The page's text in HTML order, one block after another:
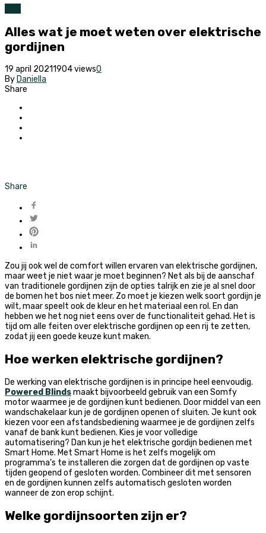
Alles wat je moet weten over elektrische
gordijnen
19 april 20211904 views0
By Daniella
Share
Share
Zou jij ook wel de comfort willen ervaren van elektrische gordijnen,
maar weet je niet waar je moet beginnen? Net als bij de aanschaf
van traditionele gordijnen zijn de opties talrijk en zie je al snel door
de bomen het bos niet meer. Zo moet je kiezen welk soort gordijn je
wilt, maar speelt ook de kleur en het materiaal een rol. En dan
hebben we het nog niet eens over de functionaliteit gehad. Het is
tijd om alle feiten over elektrische gordijnen op een rij te zetten,
zodat jij een goede keuze kunt maken.
Hoe werken elektrische gordijnen?
De werking van elektrische gordijnen is in principe heel eenvoudig.
Powered Blindsmaakt bijvoorbeeld gebruik van een Somfy
motor waarmee je de gordijnen kunt bedienen. Door middel van een
wandschakelaar kun je de gordijnen openen of sluiten. Je kunt ook
kiezen voor een afstandsbediening waarmee je de gordijnen zelfs
vanaf de bank kunt bedienen. Kies je voor volledige
automatisering? Dan kun je het elektrische gordijn bedienen met
Smart Home. Met Smart Home is het zelfs mogelijk om
programma’s te installeren die zorgen dat de gordijnen op vaste
tijden geopend of gesloten worden. Combineer dit met sensoren
en de gordijnen kunnen zelfs automatisch gesloten worden
wanneer de zon erop schijnt.
Welke gordijnsoorten zijn er?